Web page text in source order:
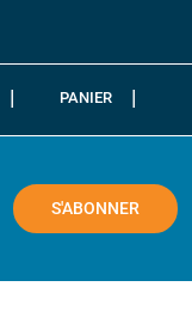
PANIER
S'ABONNER